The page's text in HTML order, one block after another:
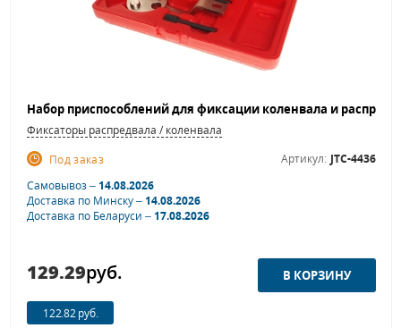
Фиксаторы распредвала / коленвала
Под заказ
Артикул: JTC-4436
Самовывоз –14.08.2026
Доставка по Минску –14.08.2026
Доставка по Беларуси –17.08.2026
129.29руб.
122.82 руб.